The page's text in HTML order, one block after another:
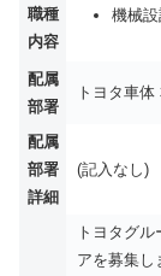
職種
内容
機械設
配属
部署
トヨタ車
配属
部署
詳細
(記入なし)
トヨタグ
アを募集し